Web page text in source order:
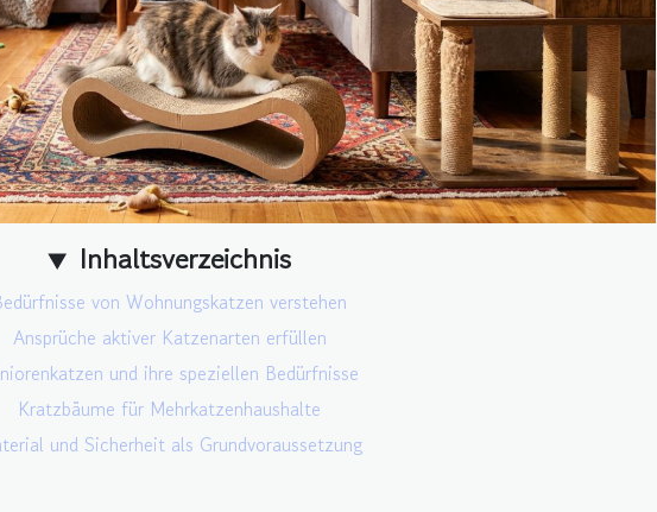
Inhaltsverzeichnis
von Wohnungskatzen verstehen
Ansprüche aktiver Katzenarten erfüllen
und ihre speziellen Bedürfnisse
Kratzbäume für Mehrkatzenhaushalte
und Sicherheit als Grundvoraussetzung